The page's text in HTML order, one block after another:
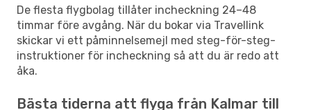
De flesta flygbolag tillåter incheckning 24–48
timmar före avgång. När du bokar via Travellink
skickar vi ett påminnelsemejl med steg-för-steg-
instruktioner för incheckning så att du är redo att
åka.
Bästa tiderna att flyga från Kalmar till